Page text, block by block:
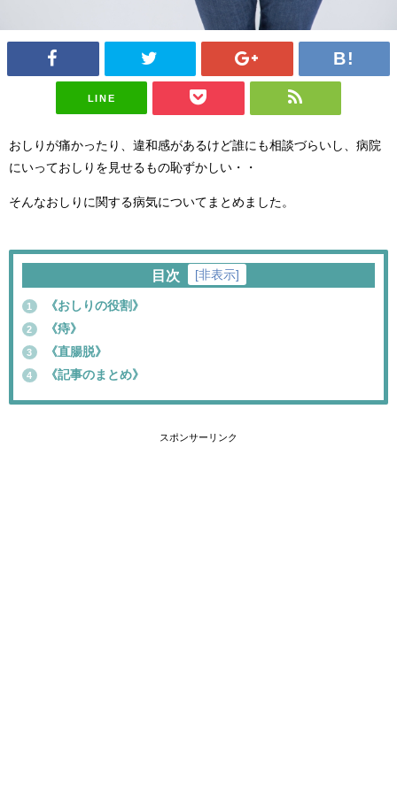
LINE
おしりが痛かったり、違和感があるけど誰にも相談づらいし、病院
にいっておしりを見せるもの恥ずかしい・・
そんなおしりに関する病気についてまとめました。
目次 [非表示]
1 《おしりの役割》
2 《痔》
3 《直腸脱》
4 《記事のまとめ》
スポンサーリンク